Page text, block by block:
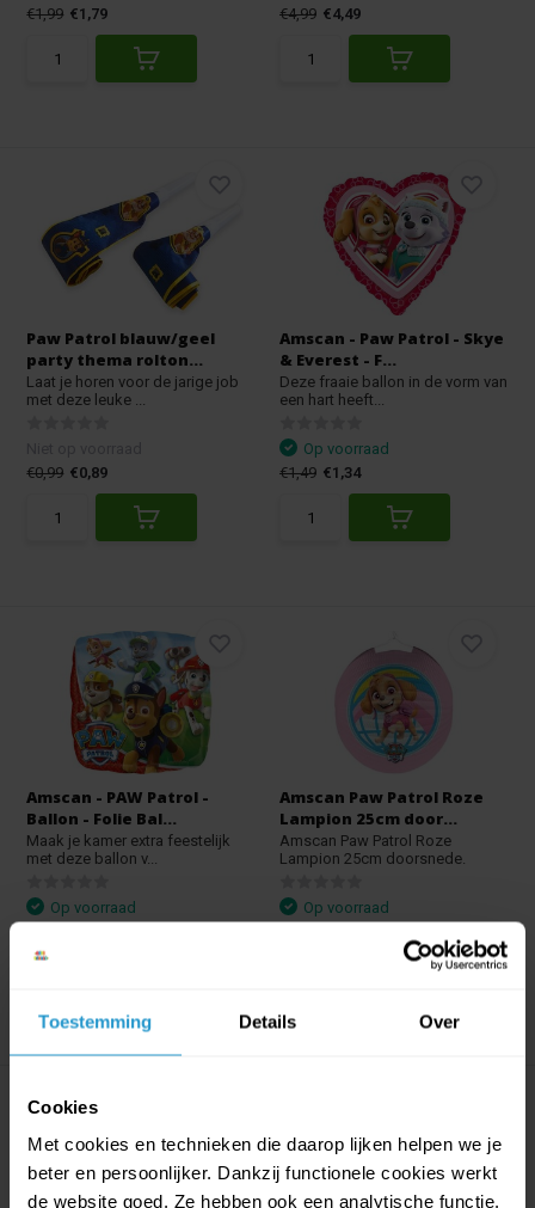
Toestemming Details Over
Cookies
Met cookies en technieken die daarop lijken helpen we je
beter en persoonlijker. Dankzij functionele cookies werkt
de website goed. Ze hebben ook een analytische functie.
€1,99 €1,79
€4,99 €4,49
Paw Patrol blauw/geel
party thema rolton...
Laat je horen voor de jarige job
met deze leuke ...
€0,99 €0,89
Amscan - Paw Patrol - Skye
& Everest - F...
Deze fraaie ballon in de vorm van
een hart heeft...
Op voorraad
€1,49 €1,34
Amscan - PAW Patrol -
Ballon - Folie Bal...
Maak je kamer extra feestelijk
met deze ballon v...
Op voorraad
Amscan Paw Patrol Roze
Lampion 25cm door...
Amscan Paw Patrol Roze
Lampion 25cm doorsnede.
Op voorraad